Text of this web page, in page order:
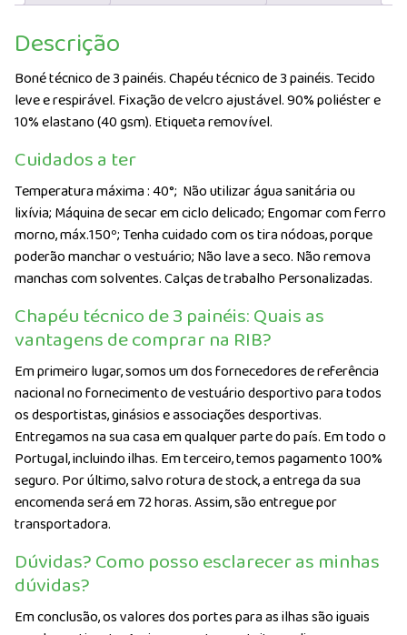
Descrição
Boné técnico de 3 painéis. Chapéu técnico de 3 painéis. Tecido
leve e respirável. Fixação de velcro ajustável. 90% poliéster e
10% elastano (40 gsm). Etiqueta removível.
Cuidados a ter
Temperatura máxima : 40°; Não utilizar água sanitária ou
lixívia; Máquina de secar em ciclo delicado; Engomar com ferro
morno, máx.150º; Tenha cuidado com os tira nódoas, porque
poderão manchar o vestuário; Não lave a seco. Não remova
manchas com solventes. Calças de trabalho Personalizadas.
Chapéu técnico de 3 painéis: Quais as
vantagens de comprar na RIB?
Em primeiro lugar, somos um dos fornecedores de referência
nacional no fornecimento de vestuário desportivo para todos
os desportistas, ginásios e associações desportivas.
Entregamos na sua casa em qualquer parte do país. Em todo o
Portugal, incluindo ilhas. Em terceiro, temos pagamento 100%
seguro. Por último, salvo rotura de stock, a entrega da sua
encomenda será em 72 horas. Assim, são entregue por
transportadora.
Dúvidas? Como posso esclarecer as minhas
dúvidas?
Em conclusão, os valores dos portes para as ilhas são iguais